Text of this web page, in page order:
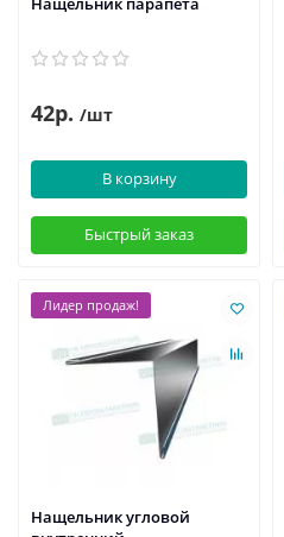
42р. /шт
В корзину
Быстрый заказ
Лидер продаж!
Нащельник угловой